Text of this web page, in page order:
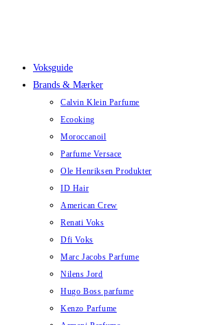
Voksguide
Brands & Mærker
Calvin Klein Parfume
Ecooking
Moroccanoil
Parfume Versace
Ole Henriksen Produkter
ID Hair
American Crew
Renati Voks
Dfi Voks
Marc Jacobs Parfume
Nilens Jord
Hugo Boss parfume
Kenzo Parfume